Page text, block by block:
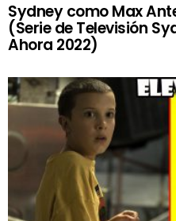
Sydney como Max
(Serie de Televisión
Ahora 2022)